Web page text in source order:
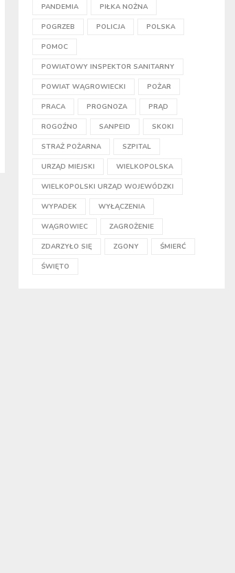
PANDEMIA PIŁKA NOŻNA
POGRZEB POLICJA POLSKA
POMOC
POWIATOWY INSPEKTOR SANITARNY
POWIAT WĄGROWIECKI POŻAR
PRACA PROGNOZA PRĄD
ROGOŹNO SANPEID SKOKI
STRAŻ POŻARNA SZPITAL
URZĄD MIEJSKI WIELKOPOLSKA
WIELKOPOLSKI URZĄD WOJEWÓDZKI
WYPADEK WYŁĄCZENIA
WĄGROWIEC ZAGROŻENIE
ZDARZYŁO SIĘ ZGONY ŚMIERĆ
ŚWIĘTO